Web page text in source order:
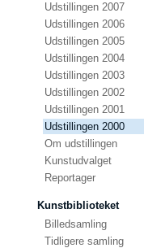
Udstillingen 2007
Udstillingen 2006
Udstillingen 2005
Udstillingen 2004
Udstillingen 2003
Udstillingen 2002
Udstillingen 2001
Udstillingen 2000
Om udstillingen
Kunstudvalget
Reportager
Kunstbiblioteket
Billedsamling
Tidligere samling